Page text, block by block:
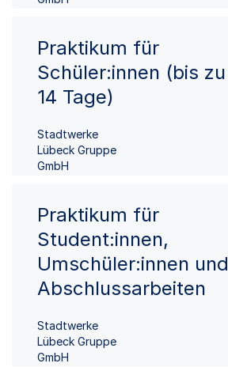
Praktikum für
Schüler:innen (bis zu
14 Tage)
Stadtwerke
Lübeck Gruppe
GmbH
Praktikum für
Student:innen,
Umschüler:innen und
Abschlussarbeiten
Stadtwerke
Lübeck Gruppe
GmbH